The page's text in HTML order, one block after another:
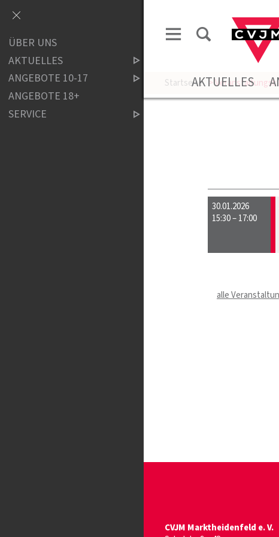
AKTUELLES
Startseite >
30.01.2026
15:30 – 17:00
alle
CVJM Marktheidenfeld e. V.
ÜBER UNS
AKTUELLES
ANGEBOTE 10-17
ANGEBOTE 18+
SERVICE